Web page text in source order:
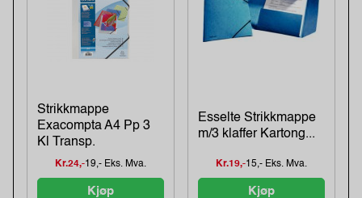
Strikkmappe
Exacompta A4 Pp 3
Kl Transp.
Kr.24,-19,- Eks. Mva.
Kjøp
Esselte Strikkmappe
m/3 klaffer Kartong...
Kr.19,-15,- Eks. Mva.
Kjøp